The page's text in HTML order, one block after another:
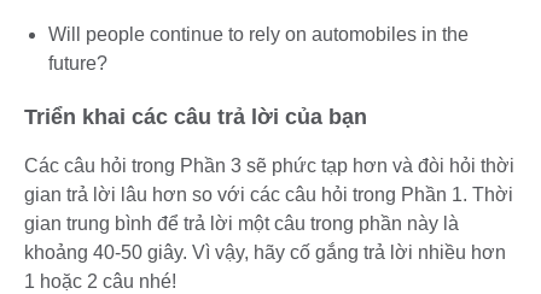
Will people continue to rely on automobiles in the
future?
Triển khai các câu trả lời của bạn
Các câu hỏi trong Phần 3 sẽ phức tạp hơn và đòi hỏi thời
gian trả lời lâu hơn so với các câu hỏi trong Phần 1. Thời
gian trung bình để trả lời một câu trong phần này là
khoảng 40-50 giây. Vì vậy, hãy cố gắng trả lời nhiều hơn
1 hoặc 2 câu nhé!